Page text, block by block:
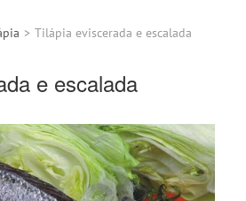
Tilápia eviscerada e escalada
e escalada